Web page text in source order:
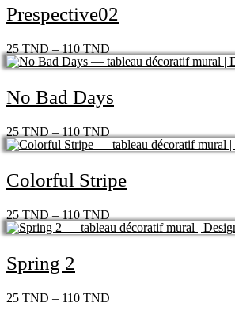
Prespective02
25TND–110TND
No Bad Days
25TND–110TND
Colorful Stripe
25TND–110TND
Spring 2
25 TND – 110 TND